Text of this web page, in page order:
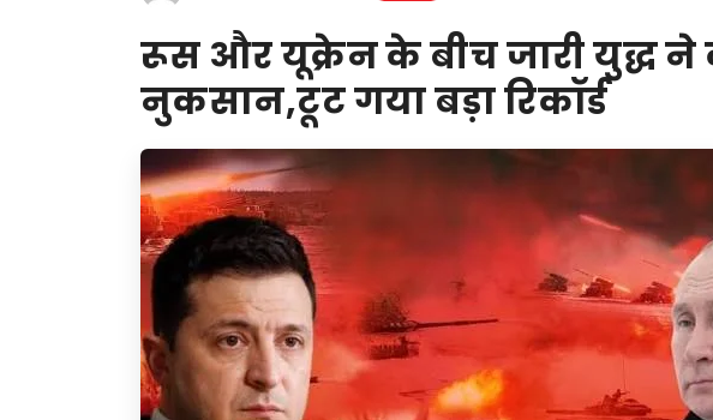
रूस और यूक्रेन के बीच जारी युद्ध ने
नुकसान,टूट गया बड़ा रिकॉर्ड